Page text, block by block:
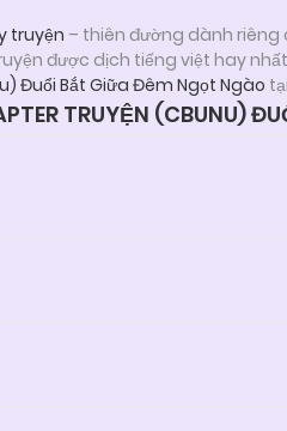
truyện – thiên đường dành riêng
được dịch tiếng việt hay
Đuổi Bắt Giữa Đêm Ngọt Ngào tại
TRUYỆN (CBUNU)